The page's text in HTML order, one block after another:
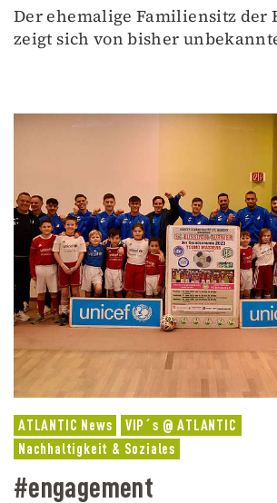
Der ehemalige Familiensitz der
zeigt sich von bisher
ATLANTIC News
VIP´s @ ATLANTIC
Nachhaltigkeit & Soziales
#engagement